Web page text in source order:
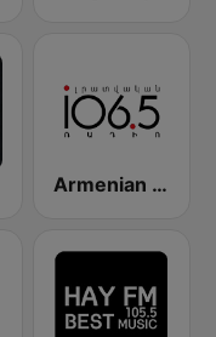
Armenian News Radio Lratvakan (Radio Impuls)